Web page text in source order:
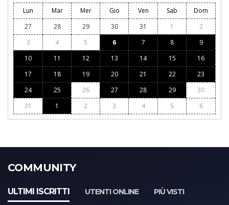
Lun Mar Mer Gio Ven Sab
Dom
27
28 29 30 31 1
2
3
4 5 6 7 8
9
10
11 12 13 14 15
16
17
18 19 20 21 22
23
24
25 26 27 28 29
30
31
1 2 3 4 5 6
COMMUNITY
ULTIMI ISCRITTI UTENTI ONLINE
PIÙ VISTI